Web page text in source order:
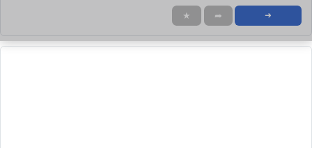
★ ➦ ➜